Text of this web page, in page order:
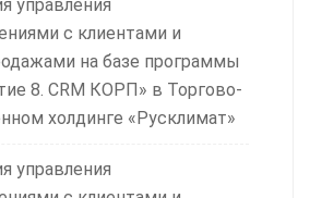
управления
с клиентами и
на базе программы
8. CRM КОРП» в Торгово-
холдинге «Русклимат»
управления